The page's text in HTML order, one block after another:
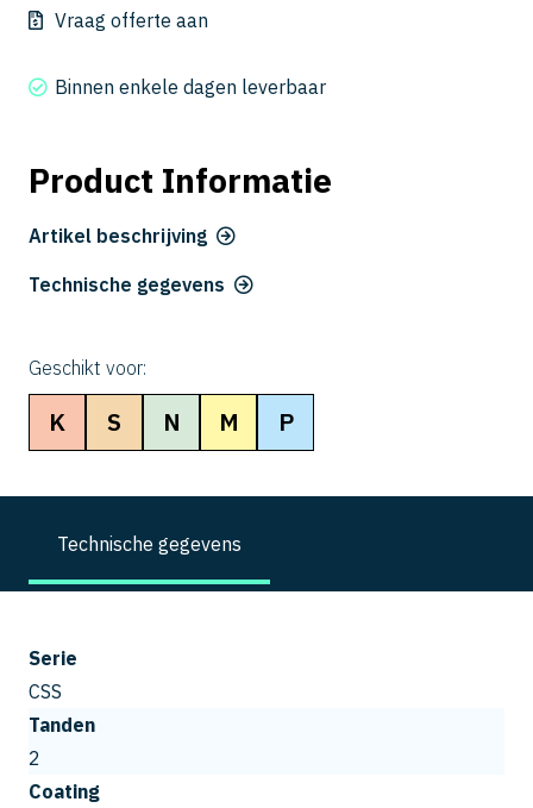
0090Vraag offerte aan
Binnen enkele dagen leverbaar
Product Informatie
Artikel beschrijving
Technische gegevens
Geschikt voor:
K S N M P
Technische gegevens
Serie
CSS
Tanden
2
Coating